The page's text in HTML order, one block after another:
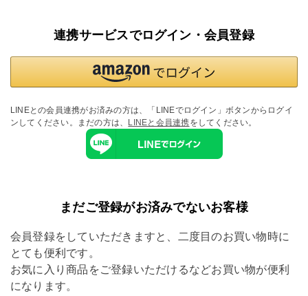
連携サービスでログイン・会員登録
LINEとの会員連携がお済みの方は、「LINEでログイン」ボタンからログイ
ンしてください。まだの方は、 LINEと会員連携をしてください。
まだご登録がお済みでないお客様
会員登録をしていただきますと、二度目のお買い物時に
とても便利です。
お気に入り商品をご登録いただけるなどお買い物が便利
になります。